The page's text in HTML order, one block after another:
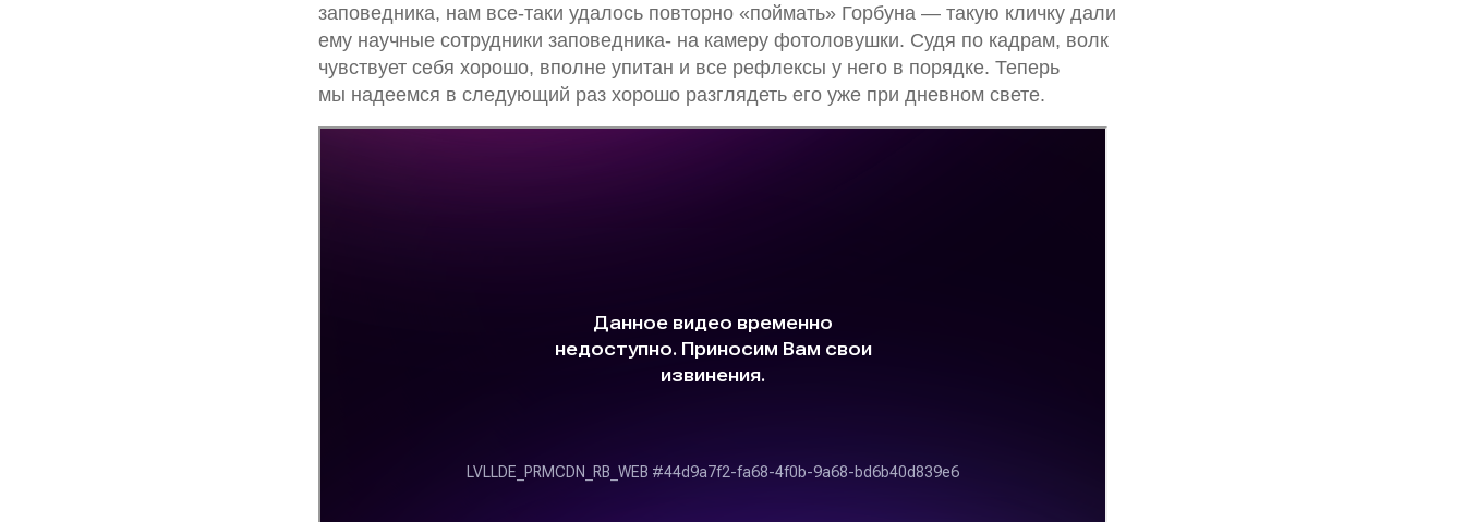
заповедника, нам все-таки удалось повторно «поймать» Горбуна — такую кличку дали
ему научные сотрудники заповедника- на камеру фотоловушки. Судя по кадрам, волк
чувствует себя хорошо, вполне упитан и все рефлексы у него в порядке. Теперь
мы надеемся в следующий раз хорошо разглядеть его уже при дневном свете.